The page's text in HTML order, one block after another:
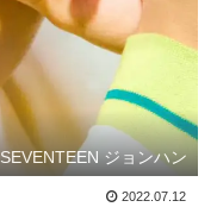
SEVENTEEN ジョンハン
2022.07.12